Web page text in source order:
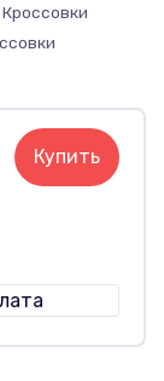
Кроссовки
Купить